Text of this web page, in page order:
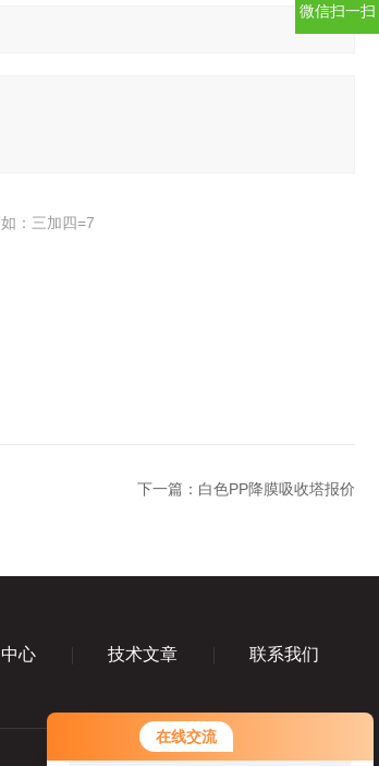
在线交流
您好！欢迎前来咨询，很高兴为您
服务，请问您要咨询什么问题呢？
：三加四=7
下一篇： 白色PP降膜吸收塔报价
心 技术文章 联系我们
微信扫一扫